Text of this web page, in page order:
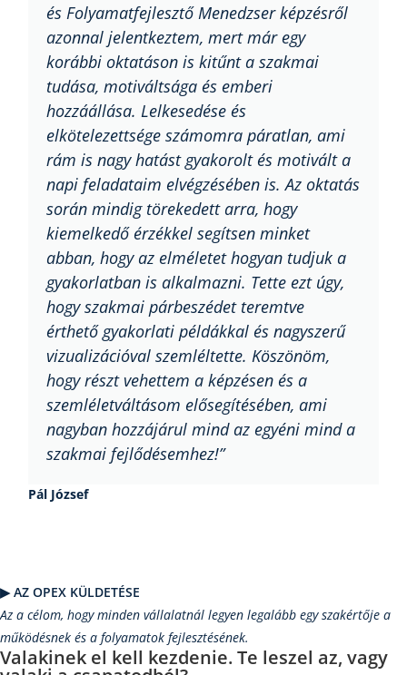
és Folyamatfejlesztő Menedzser képzésről
azonnal jelentkeztem, mert már egy
korábbi oktatáson is kitűnt a szakmai
tudása, motiváltsága és emberi
hozzáállása. Lelkesedése és
elkötelezettsége számomra páratlan, ami
rám is nagy hatást gyakorolt és motivált a
napi feladataim elvégzésében is. Az oktatás
során mindig törekedett arra, hogy
kiemelkedő érzékkel segítsen minket
abban, hogy az elméletet hogyan tudjuk a
gyakorlatban is alkalmazni. Tette ezt úgy,
hogy szakmai párbeszédet teremtve
érthető gyakorlati példákkal és nagyszerű
vizualizációval szemléltette. Köszönöm,
hogy részt vehettem a képzésen és a
szemléletváltásom elősegítésében, ami
nagyban hozzájárul mind az egyéni mind a
szakmai fejlődésemhez!”
Pál József
▶︎ AZ OPEX KÜLDETÉSE
Az a célom, hogy minden vállalatnál legyen legalább egy szakértője a
működésnek és a folyamatok fejlesztésének.
Valakinek el kell kezdenie. Te leszel az, vagy